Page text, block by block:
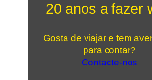
20 anos a fazer
Gosta de viajar e tem
para contar?
Contacte-nos